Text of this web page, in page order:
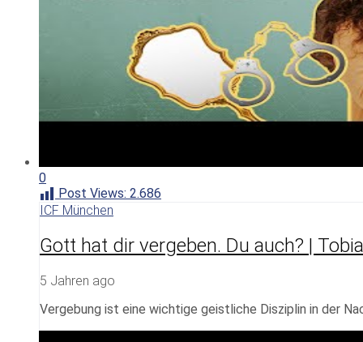
0
Post Views: 2.686
ICF München
Gott hat dir vergeben. Du auch? |
5 Jahren ago
Vergebung ist eine wichtige geistliche Disziplin in der